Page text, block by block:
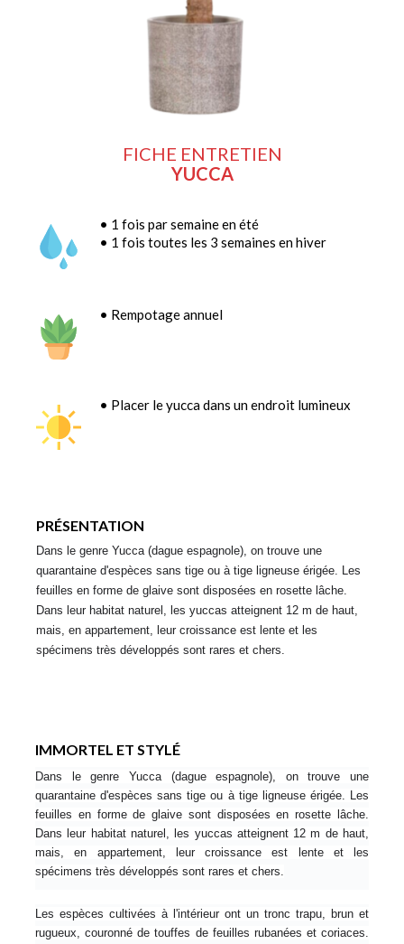
FICHE ENTRETIEN
YUCCA
• 1 fois par semaine en été
• 1 fois toutes les 3 semaines en hiver
• Rempotage annuel
• Placer le yucca dans un endroit lumineux
PRÉSENTATION
Dans le genre Yucca (dague espagnole), on trouve une
quarantaine d'espèces sans tige ou à tige ligneuse érigée. Les
feuilles en forme de glaive sont disposées en rosette lâche.
Dans leur habitat naturel, les yuccas atteignent 12 m de haut,
mais, en appartement, leur croissance est lente et les
spécimens très développés sont rares et chers.
IMMORTEL ET STYLÉ
Dans le genre Yucca (dague espagnole), on trouve une
quarantaine d'espèces sans tige ou à tige ligneuse érigée. Les
feuilles en forme de glaive sont disposées en rosette lâche.
Dans leur habitat naturel, les yuccas atteignent 12 m de haut,
mais, en appartement, leur croissance est lente et les
spécimens très développés sont rares et chers.
Les espèces cultivées à l'intérieur ont un tronc trapu, brun et
rugueux, couronné de touffes de feuilles rubanées et coriaces.